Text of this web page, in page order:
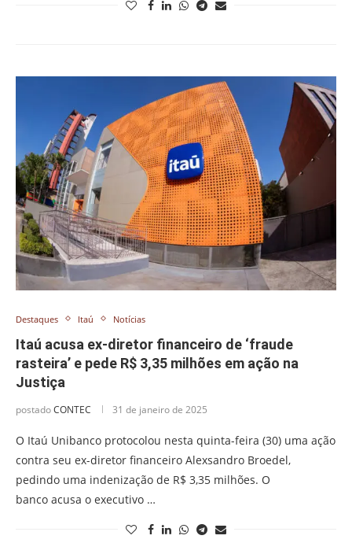
Destaques Itaú Notícias
Itaú acusa ex-diretor financeiro de ‘fraude
rasteira’ e pede R$ 3,35 milhões em ação na
Justiça
postadoCONTEC 31 de janeiro de 2025
O Itaú Unibanco protocolou nesta quinta-feira (30) uma ação
contra seu ex-diretor financeiro Alexsandro Broedel,
pedindo uma indenização de R$ 3,35 milhões. O
banco acusa o executivo …